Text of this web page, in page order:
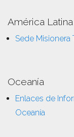
América Latina
Sede Misionera
Oceanía
Enlaces de
Oceanía